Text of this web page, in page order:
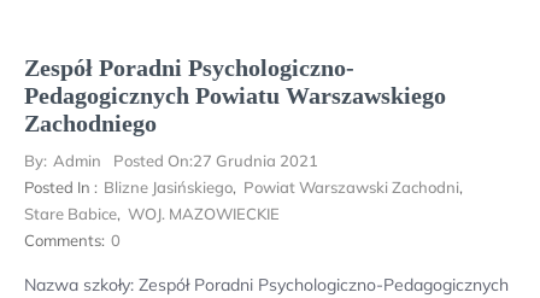
Zespół Poradni Psychologiczno-
Pedagogicznych Powiatu Warszawskiego
Zachodniego
By: Admin Posted On:27 Grudnia 2021
Posted In : Blizne Jasińskiego, Powiat Warszawski Zachodni,
Stare Babice, WOJ. MAZOWIECKIE
Comments: 0
Nazwa szkoły: Zespół Poradni Psychologiczno-Pedagogicznych